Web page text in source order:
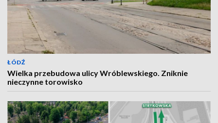
ŁÓDŹ
Wielka przebudowa ulicy Wróblewskiego. Zniknie
nieczynne torowisko